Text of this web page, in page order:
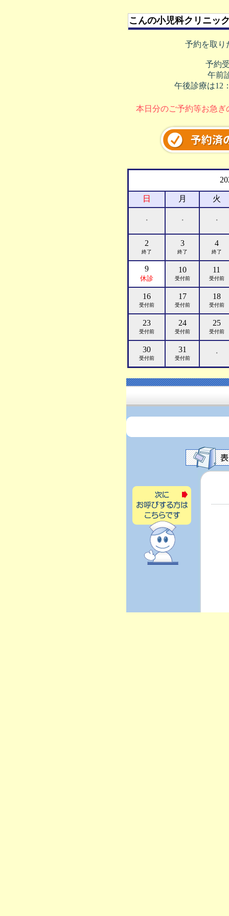
こんの小児科クリニッ
予約を取り
予約
午前
午後診療は12
本日分のご予約等お急
日 月 火
・ ・ ・
2
終了
3
終了
4
終了
9
休診
10
受付前
11
受付前
16
受付前
17
受付前
18
受付前
23
受付前
24
受付前
25
受付前
30
受付前
31
受付前
・